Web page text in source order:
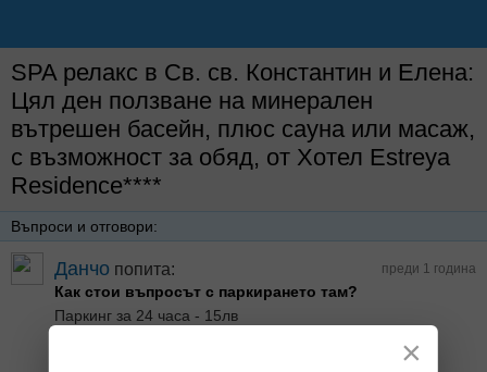
SPA релакс в Св. св. Константин и Елена:
Цял ден ползване на минерален
вътрешен басейн, плюс сауна или масаж,
с възможност за обяд, от Хотел Estreya
Residence****
Въпроси и отговори:
преди 1 година
Данчо попита:
Как стои въпросът с паркирането там?
Паркинг за 24 часа - 15лв
×